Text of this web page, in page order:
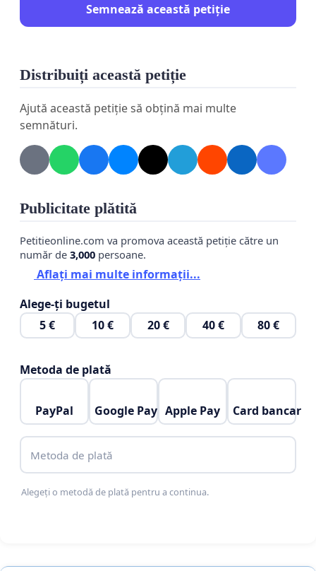
Semnează această petiție
Distribuiți această petiție
Ajută această petiție să obțină mai multe
semnături.
Publicitate plătită
Petitieonline.com va promova această petiție către un
număr de 3,000 persoane.
Aflați mai multe informații...
Alege-ți bugetul
5 €
10 € 20 € 40 € 80 €
Metoda de plată
PayPal Google Pay Apple Pay Card bancar
Metoda de plată
Alegeți o metodă de plată pentru a continua.